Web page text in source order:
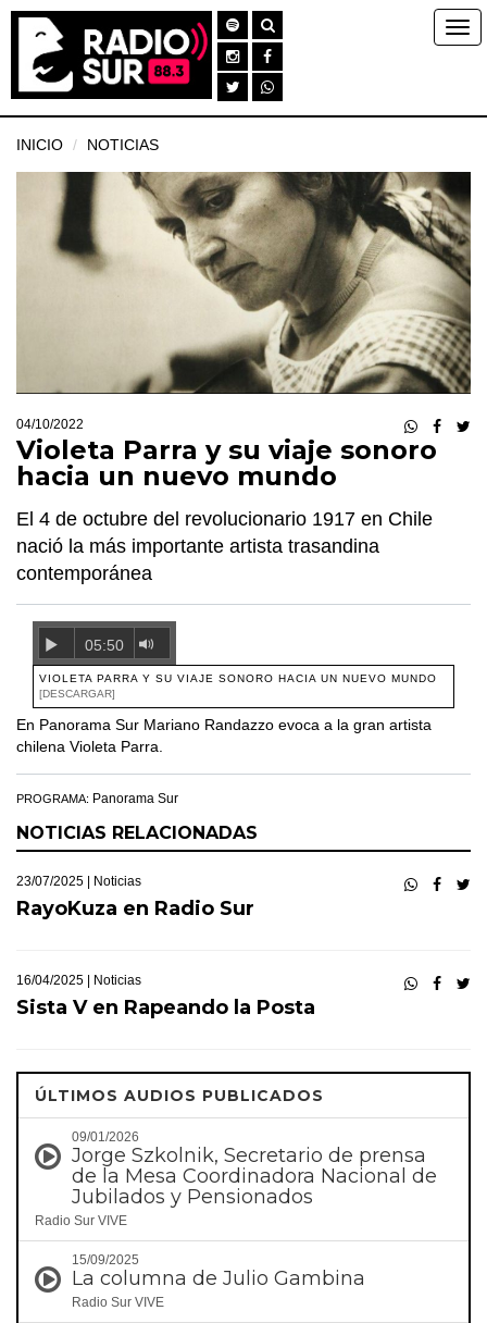
INICIO NOTICIAS
04/10/2022
Violeta Parra y su viaje sonoro
hacia un nuevo mundo
El 4 de octubre del revolucionario 1917 en Chile
nació la más importante artista trasandina
contemporánea
05:50
VIOLETA PARRA Y SU VIAJE SONORO HACIA UN NUEVO MUNDO
[DESCARGAR]
En Panorama Sur Mariano Randazzo evoca a la gran artista
chilena Violeta Parra.
PROGRAMA: Panorama Sur
NOTICIAS RELACIONADAS
23/07/2025 | Noticias
RayoKuza en Radio Sur
16/04/2025 | Noticias
Sista V en Rapeando la Posta
ÚLTIMOS AUDIOS PUBLICADOS
09/01/2026
Jorge Szkolnik, Secretario de prensa
de la Mesa Coordinadora Nacional de
Jubilados y Pensionados
Radio Sur VIVE
15/09/2025
La columna de Julio Gambina
Radio Sur VIVE